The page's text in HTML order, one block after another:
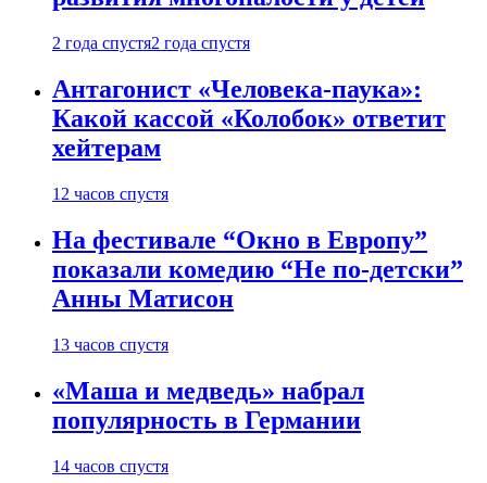
2 года спустя2 года спустя
Антагонист «Человека-паука»:
Какой кассой «Колобок» ответит
хейтерам
12 часов спустя
На фестивале “Окно в Европу”
показали комедию “Не по-детски”
Анны Матисон
13 часов спустя
«Маша и медведь» набрал
популярность в Германии
14 часов спустя